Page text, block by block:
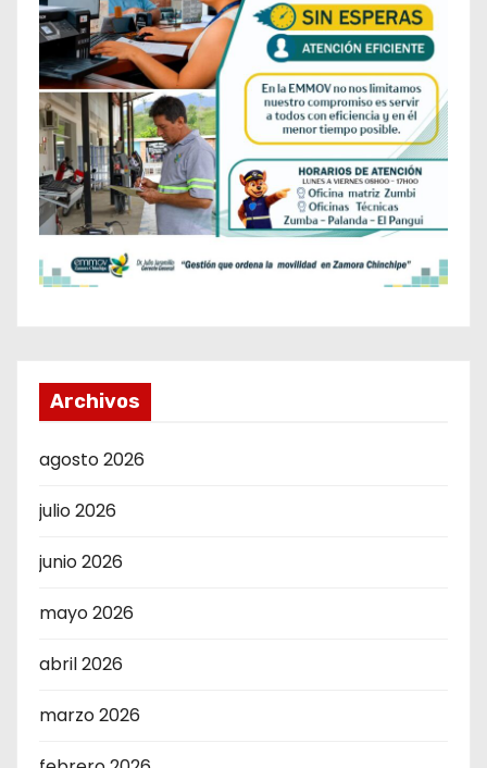
Archivos
agosto 2026
julio 2026
junio 2026
mayo 2026
abril 2026
marzo 2026